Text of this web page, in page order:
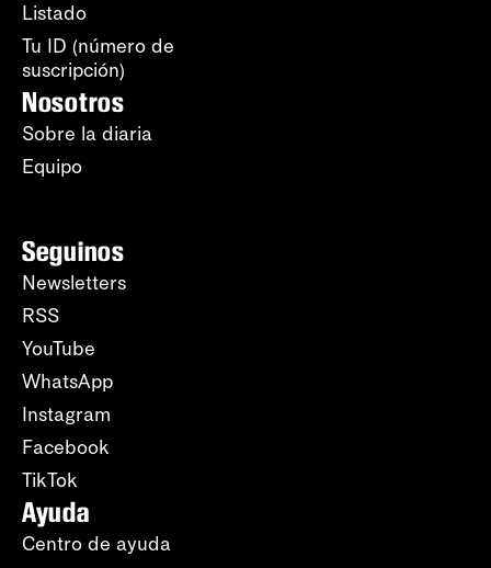
Listado
Tu ID (número de
suscripción)
Nosotros
Sobre la diaria
Equipo
Seguinos
Newsletters
RSS
YouTube
WhatsApp
Instagram
Facebook
TikTok
Ayuda
Centro de ayuda